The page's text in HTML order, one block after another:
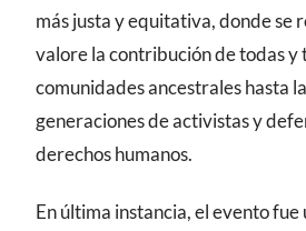
más justa y equitativa, donde se
valore la contribución de todas y
comunidades ancestrales hasta
generaciones de activistas y
derechos humanos.
En última instancia, el evento fue